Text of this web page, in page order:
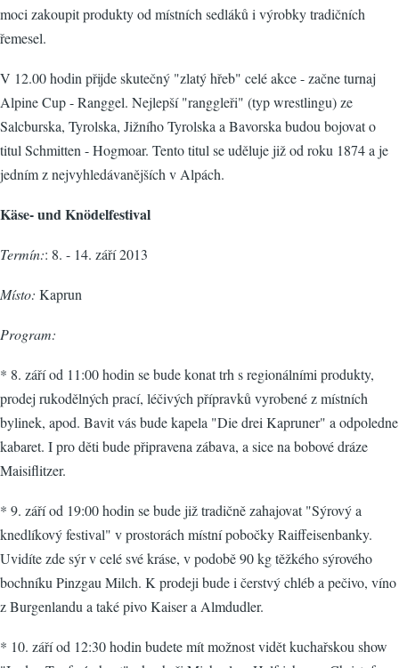
moci zakoupit produkty od místních sedláků i výrobky tradičních
řemesel.
V 12.00 hodin přijde skutečný "zlatý hřeb" celé akce - začne turnaj
Alpine Cup - Ranggel. Nejlepší "ranggleři" (typ wrestlingu) ze
Salcburska, Tyrolska, Jižního Tyrolska a Bavorska budou bojovat o
titul Schmitten - Hogmoar. Tento titul se uděluje již od roku 1874 a je
jedním z nejvyhledávanějších v Alpách.
Käse- und Knödelfestival
Termín:: 8. - 14. září 2013
Místo: Kaprun
Program:
* 8. září od 11:00 hodin se bude konat trh s regionálními produkty,
prodej rukodělných prací, léčivých přípravků vyrobené z místních
bylinek, apod. Bavit vás bude kapela "Die drei Kapruner" a odpoledne
kabaret. I pro děti bude připravena zábava, a sice na bobové dráze
Maisiflitzer.
* 9. září od 19:00 hodin se bude již tradičně zahajovat "Sýrový a
knedlíkový festival" v prostorách místní pobočky Raiffeisenbanky.
Uvidíte zde sýr v celé své kráse, v podobě 90 kg těžkého sýrového
bochníku Pinzgau Milch. K prodeji bude i čerstvý chléb a pečivo, víno
z Burgenlandu a také pivo Kaiser a Almdudler.
* 10. září od 12:30 hodin budete mít možnost vidět kuchařskou show